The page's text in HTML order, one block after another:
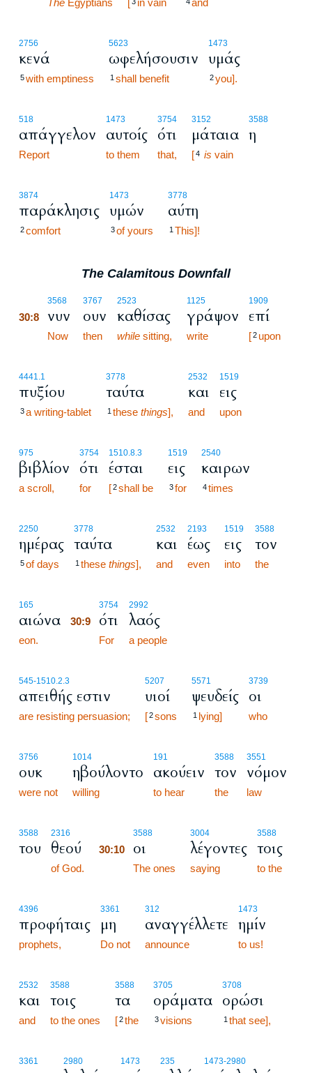
The Egyptians in vain and
2756
κενά
5with emptiness
5623
ωφελήσουσιν
1 shall benefit
1473
υμάς
2you].
518
απάγγελον
Report
1473
αυτοίς
to them
3754
ότι
that,
3152
μάταια
[4 is vain
3588
η
3874
παράκλησις
2comfort
1473
υμών
3of yours
3778
αύτη
1 This]!
The Calamitous Downfall
3568
30:8 νυν
Now
3767
ουν
then
2523
καθίσας
while sitting,
1125
γράψον
write
1909
επί
[2 upon
4441.1
πυξίου
3a writing-tablet
3778
ταύτα
1 these things],
2532
και
and
1519
εις
upon
975
βιβλίον
a scroll,
3754
ότι
for
1510.8.3
έσται
[2shall be
1519
εις
3for
2540
καιρων
4times
2250
ημέρας
5of days
3778
ταύτα
1 these things],
2532
και
and
2193
έως
even
1519
εις
into
3588
τον
the
165
αιώνα
eon.
3754
30:9 ότι
For
2992
λαός
a people
545-1510.2.3
απειθής εστιν
are resisting persuasion;
5207
υιοί
[2sons
5571
ψευδείς
1 lying]
3739
οι
who
3756
ουκ
were not
1014
ηβούλοντο
willing
191
ακούειν
to hear
3588
τον
the
3551
νόμον
law
3588
του
2316
θεού
of God.
3588
30:10 οι
The ones
3004
λέγοντες
saying
3588
τοις
to the
4396
προφήταις
prophets,
3361
μη
Do not
312
αναγγέλλετε
announce
1473
ημίν
to us!
2532
και
and
3588
τοις
to the ones
3588
τα
[2the
3705
οράματα
3visions
3708
ορώσι
1 that see],
3361 2980 1473 235 1473-2980